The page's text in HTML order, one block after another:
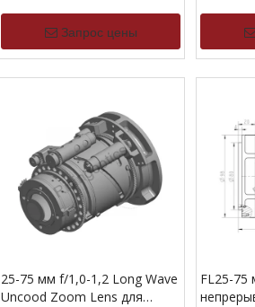
Запрос цены
мм F/
25-75 мм f/1,0-1,2 Long Wave
Uncood Zoom Lens для
FL25-75